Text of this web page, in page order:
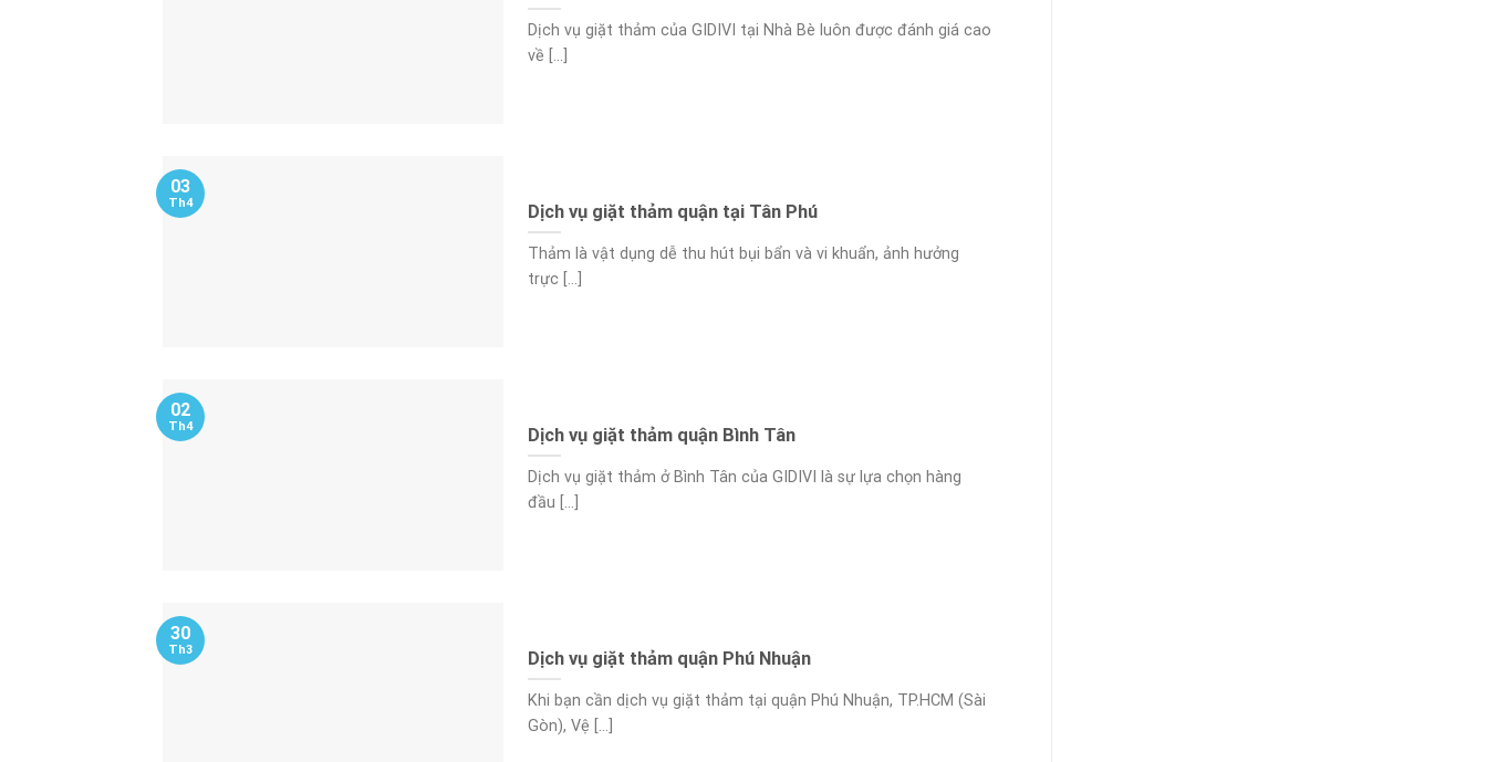
Dịch vụ giặt thảm của GIDIVI tại Nhà Bè luôn được đánh giá cao
về [...]
Dịch vụ giặt thảm quận tại Tân Phú
Thảm là vật dụng dễ thu hút bụi bẩn và vi khuẩn, ảnh hưởng
trực [...]
03
Th4
Dịch vụ giặt thảm quận Bình Tân
Dịch vụ giặt thảm ở Bình Tân của GIDIVI là sự lựa chọn hàng
đầu [...]
02
Th4
Dịch vụ giặt thảm quận Phú Nhuận
Khi bạn cần dịch vụ giặt thảm tại quận Phú Nhuận, TP.HCM (Sài
Gòn), Vệ [...]
30
Th3